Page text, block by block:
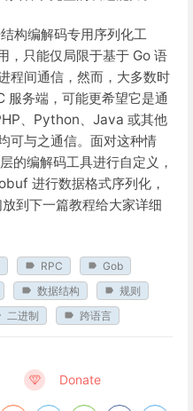
构编解码专用序列化工
，只能仅局限于基于 Go 语
程间通信，然而，大多数时
服务端，可能更希望它是通
、Python、Java 或其他
可与之通信。面对这种情
的编解码工具进行自定义，
进行数据格式序列化，
到下一篇教程给大家详细
RPC
Gob
数据结构
规则
二进制 跨语言
Donate